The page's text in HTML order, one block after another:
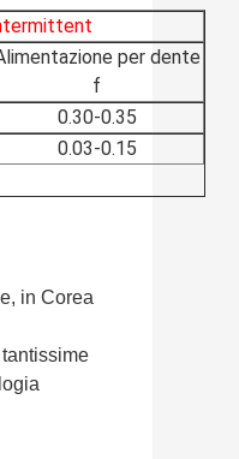
per dente
f
0.30-0.35
0.03-0.15
in Corea